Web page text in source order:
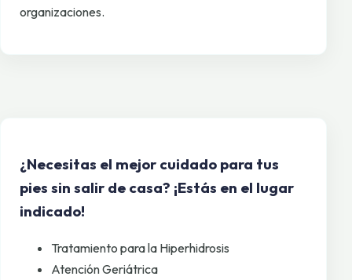
organizaciones.
¿Necesitas el mejor cuidado para tus
pies sin salir de casa? ¡Estás en el lugar
indicado!
Tratamiento para la Hiperhidrosis
Atención Geriátrica